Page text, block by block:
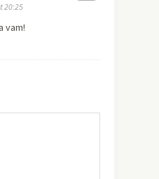
20:25
vam!